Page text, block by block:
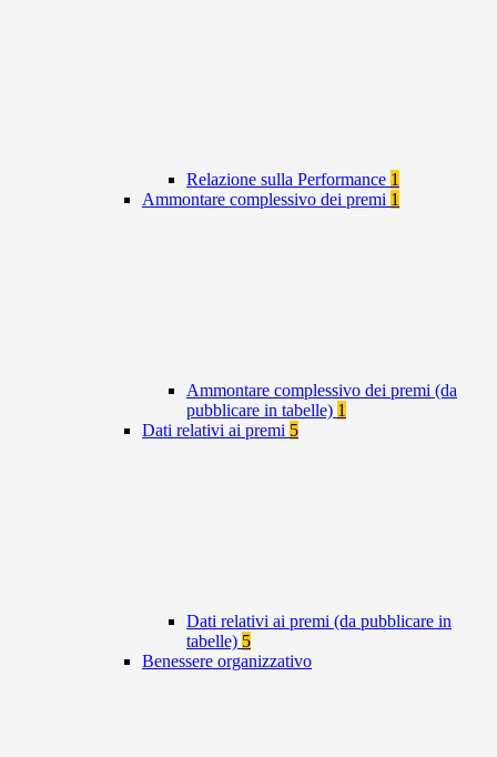
Relazione sulla Performance 1
Ammontare complessivo dei premi 1
Ammontare complessivo dei premi (da
pubblicare in tabelle) 1
Dati relativi ai premi 5
Dati relativi ai premi (da pubblicare in
tabelle) 5
Benessere organizzativo